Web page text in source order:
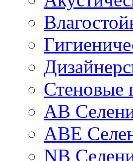
Стеновые
AB
ABE
NB